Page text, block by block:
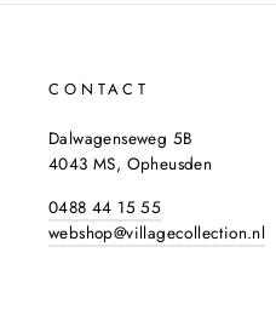
CONTACT
Dalwagenseweg 5B
4043 MS, Opheusden
0488 44 15 55
webshop@villagecollection.nl